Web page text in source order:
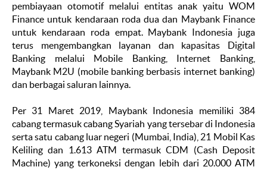
pembiayaan otomotif melalui entitas anak yaitu WOM
Finance untuk kendaraan roda dua dan Maybank Finance
untuk kendaraan roda empat. Maybank Indonesia juga
terus mengembangkan layanan dan kapasitas Digital
Banking melalui Mobile Banking, Internet Banking,
Maybank M2U (mobile banking berbasis internet banking)
dan berbagai saluran lainnya.
Per 31 Maret 2019, Maybank Indonesia memiliki 384
cabang termasuk cabang Syariah yang tersebar di Indonesia
serta satu cabang luar negeri (Mumbai, India), 21 Mobil Kas
Keliling dan 1.613 ATM termasuk CDM (Cash Deposit
Machine) yang terkoneksi dengan lebih dari 20.000 ATM